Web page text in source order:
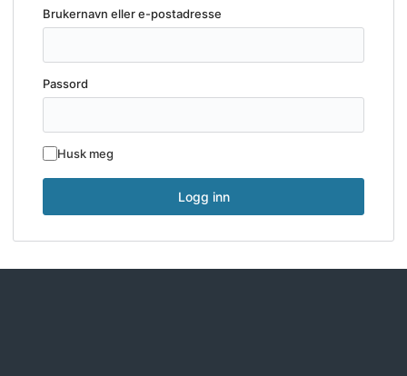
Brukernavn eller e-postadresse
Passord
Husk meg